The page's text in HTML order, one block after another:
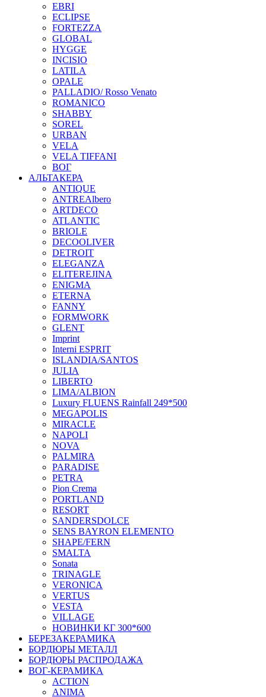
EBRI
ECLIPSE
FORTEZZA
GLOBAL
HYGGE
INCISIO
LATILA
OPALE
PALLADIO/ Rosso Venato
ROMANICO
SHABBY
SOREL
URBAN
VELA
VELA TIFFANI
ВОГ
АЛЬТАКЕРА
ANTIQUE
ANTREAlbero
ARTDECO
ATLANTIC
BRIOLE
DECOOLIVER
DETROIT
ELEGANZA
ELITEREJINA
ENIGMA
ETERNA
FANNY
FORMWORK
GLENT
Imprint
Interni ESPRIT
ISLANDIA/SANTOS
JULIA
LIBERTO
LIMA/ALBION
Luxury FLUENS Rainfall 249*500
MEGAPOLIS
MIRACLE
NAPOLI
NOVA
PALMIRA
PARADISE
PETRA
Pion Crema
PORTLAND
RESORT
SANDERSDOLCE
SENS BAYRON ELEMENTO
SHAPE/FERN
SMALTA
Sonata
TRINAGLE
VERONICA
VERTUS
VESTA
VILLAGE
НОВИНКИ КГ 300*600
БЕРЕЗАКЕРАМИКА
БОРДЮРЫ МЕТАЛЛ
БОРДЮРЫ РАСПРОДАЖА
ВОГ-КЕРАМИКА
ACTION
ANIMA